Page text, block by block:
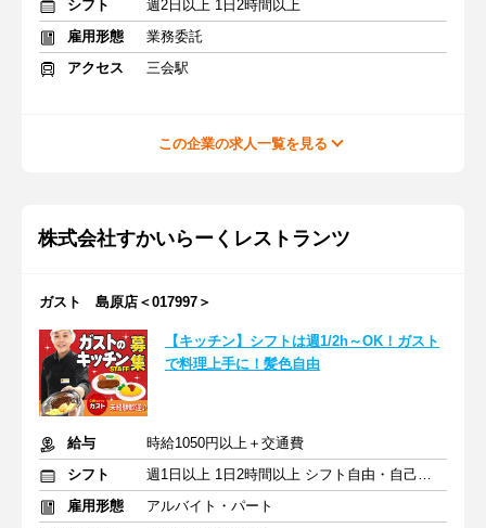
シフト
週2日以上 1日2時間以上
雇用形態
業務委託
アクセス
三会駅
この企業の求人一覧を見る
株式会社すかいらーくレストランツ
ガスト 島原店＜017997＞
【キッチン】シフトは週1/2h～OK！ガスト
で料理上手に！髪色自由
給与
時給1050円以上＋交通費
シフト
週1日以上 1日2時間以上 シフト自由・自己申告
雇用形態
アルバイト・パート